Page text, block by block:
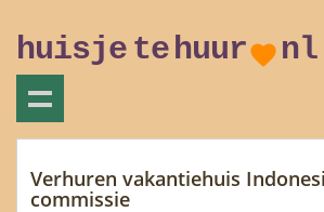
huisje tehuur nl
Verhuren vakantiehuis
commissie